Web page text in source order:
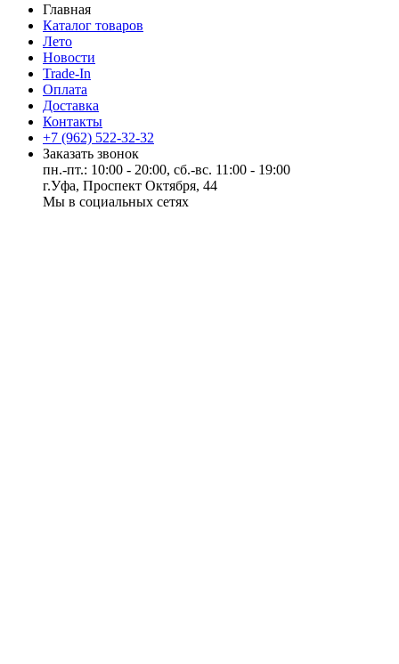
Главная
Каталог товаров
Лето
Новости
Trade-In
Оплата
Доставка
Контакты
+7 (962) 522-32-32
Заказать звонок
пн.-пт.: 10:00 - 20:00, сб.-вс. 11:00 - 19:00
г.Уфа, Проспект Октября, 44
Мы в социальных сетях